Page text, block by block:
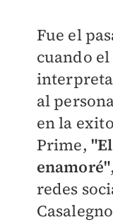
Fue el
cuando
al
en la
Prime,
enamoré"
redes